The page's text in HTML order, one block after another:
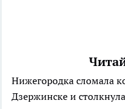
Нижегородка сломала
Дзержинске и